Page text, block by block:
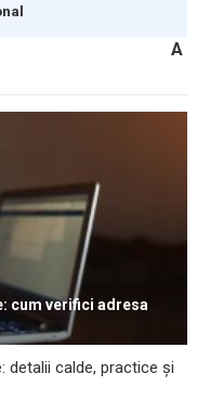
A
cum verifici adresa
detalii calde, practice și